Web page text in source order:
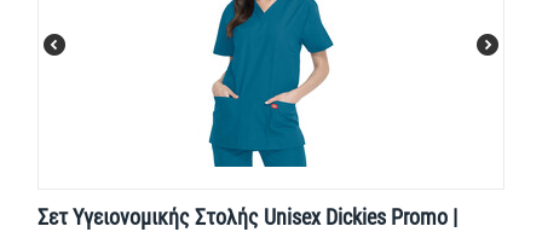
Σετ Υγειονομικής Στολής Unisex Dickies Promo |